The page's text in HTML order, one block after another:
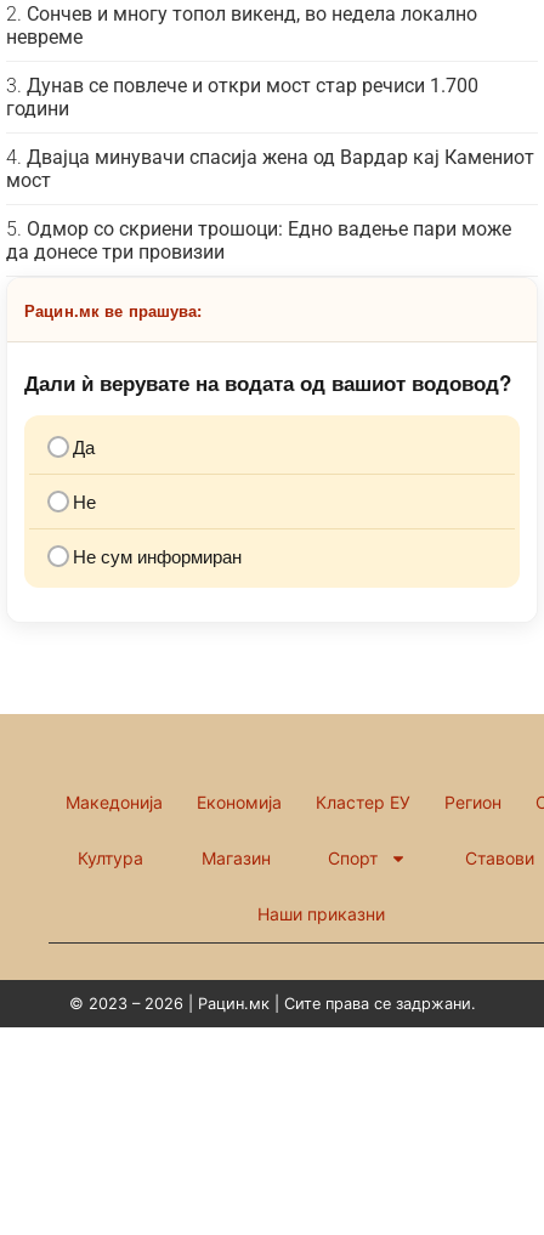
Сончев и многу топол викенд, во недела локално
невреме
Дунав се повлече и откри мост стар речиси 1.700
години
Двајца минувачи спасија жена од Вардар кај Камениот
мост
Одмор со скриени трошоци: Едно вадење пари може
да донесе три провизии
Рацин.мк ве прашува:
Дали ѝ верувате на водата од вашиот водовод?
Да
Не
Не сум информиран
Македонија Економија Кластер ЕУ Регион
Култура Магазин Спорт Ставови
Наши приказни
© 2023 – 2026 | Рацин.мк | Сите права се задржани.